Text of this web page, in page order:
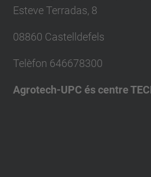
Esteve Terradas, 8
08860 Castelldefels
Telèfon 646678300
Agrotech-UPC és centre